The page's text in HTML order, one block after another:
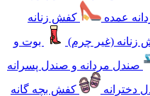
عمده
کفش زنانه
زنانه (غیر چرم)
بوت و
صندل مردانه و صندل پسرانه
دخترانه
کفش بچه گانه